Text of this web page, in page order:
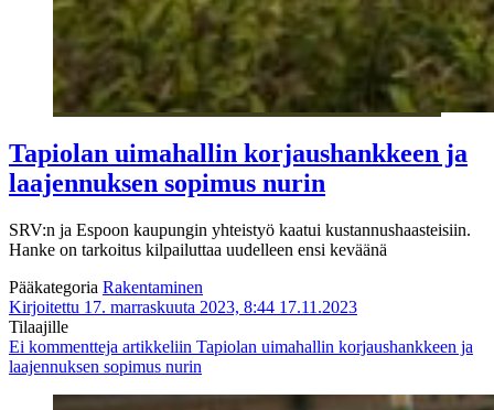
Tapiolan uimahallin korjaushankkeen ja
laajennuksen sopimus nurin
SRV:n ja Espoon kaupungin yhteistyö kaatui kustannushaasteisiin.
Hanke on tarkoitus kilpailuttaa uudelleen ensi keväänä
Pääkategoria Rakentaminen
Kirjoitettu 17. marraskuuta 2023, 8:44 17.11.2023
Tilaajille
Ei kommentteja artikkeliin Tapiolan uimahallin korjaushankkeen ja
laajennuksen sopimus nurin